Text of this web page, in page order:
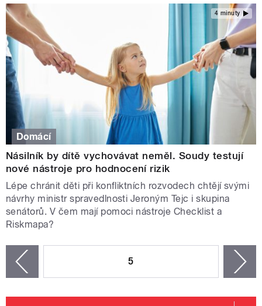
4 minuty
Domácí
Násilník by dítě vychovávat neměl. Soudy testují
nové nástroje pro hodnocení rizik
Lépe chránit děti při konfliktních rozvodech chtějí svými
návrhy ministr spravedlnosti Jeroným Tejc i skupina
senátorů. V čem mají pomoci nástroje Checklist a
Riskmapa?
5